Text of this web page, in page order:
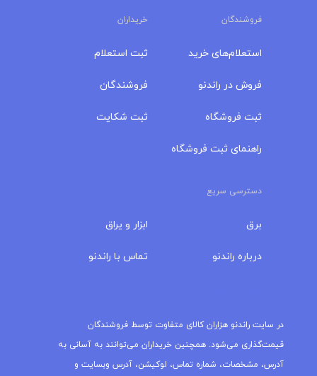
فروشندگان خریداران
استعلام‌های خرید
فروش در راندنو
ثبت فروشگاه
راهنمای ثبت فروشگاه
ثبت استعلام
فروشندگان
ثبت شکایت
دسترسی سریع
برق
درباره‌ راندنو
ابزار و یراق
تماس با راندنو
در سایت راندنو هزاران کالای متفاوت توسط فروشندگان
قیمت‌گذاری می‌شود. همچنین خریداران می‌توانند به آسانی به
آدرس، مشخصات، شماره تماس، لوکیشن، آدرس وبسایت و